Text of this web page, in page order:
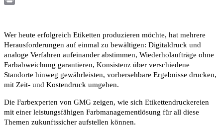
Wer heute erfolgreich Etiketten produzieren möchte, hat mehrere
Herausforderungen auf einmal zu bewältigen: Digitaldruck und
analoge Verfahren aufeinander abstimmen, Wiederholaufträge ohne
Farbabweichung garantieren, Konsistenz über verschiedene
Standorte hinweg gewährleisten, vorhersehbare Ergebnisse drucken,
mit Zeit- und Kostendruck umgehen.
Die Farbexperten von GMG zeigen, wie sich Etikettendruckereien
mit einer leistungsfähigen Farbmanagementlösung für all diese
Themen zukunftssicher aufstellen können.